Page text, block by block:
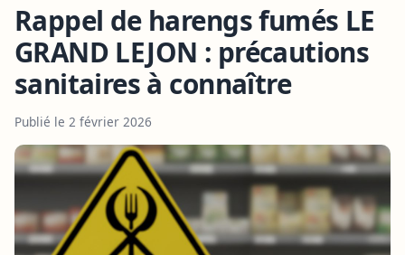
Rappel de harengs fumés LE
GRAND LEJON : précautions
sanitaires à connaître
Publié le 2 février 2026